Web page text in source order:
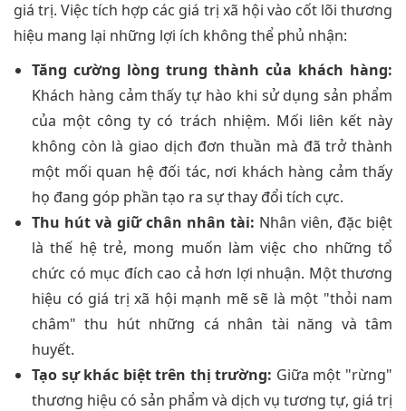
giá trị. Việc tích hợp các giá trị xã hội vào cốt lõi thương
hiệu mang lại những lợi ích không thể phủ nhận:
Tăng cường lòng trung thành của khách hàng:
Khách hàng cảm thấy tự hào khi sử dụng sản phẩm
của một công ty có trách nhiệm. Mối liên kết này
không còn là giao dịch đơn thuần mà đã trở thành
một mối quan hệ đối tác, nơi khách hàng cảm thấy
họ đang góp phần tạo ra sự thay đổi tích cực.
Thu hút và giữ chân nhân tài: Nhân viên, đặc biệt
là thế hệ trẻ, mong muốn làm việc cho những tổ
chức có mục đích cao cả hơn lợi nhuận. Một thương
hiệu có giá trị xã hội mạnh mẽ sẽ là một "thỏi nam
châm" thu hút những cá nhân tài năng và tâm
huyết.
Tạo sự khác biệt trên thị trường: Giữa một "rừng"
thương hiệu có sản phẩm và dịch vụ tương tự, giá trị